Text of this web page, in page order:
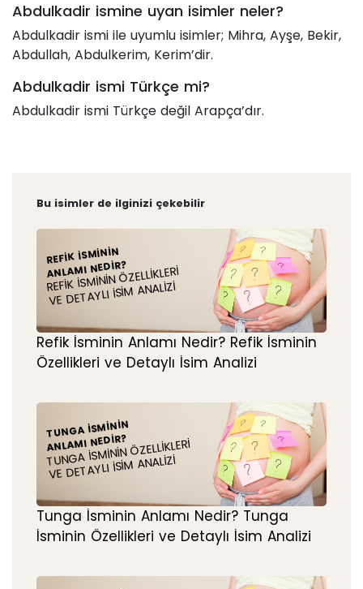
Abdulkadir ismine uyan isimler neler?
Abdulkadir ismi ile uyumlu isimler; Mihra, Ayşe, Bekir,
Abdullah, Abdulkerim, Kerim’dir.
Abdulkadir ismi Türkçe mi?
Abdulkadir ismi Türkçe değil Arapça’dır.
Bu isimler de ilginizi çekebilir
REFIK İSMININ
ANLAMI NEDIR?
REFIK İSMININ ÖZELLIKLERI
VE DETAYLI İSIM ANALIZI
Refik İsminin Anlamı Nedir? Refik İsminin
Özellikleri ve Detaylı İsim Analizi
TUNGA İSMININ
ANLAMI NEDIR?
TUNGA İSMININ ÖZELLIKLERI
VE DETAYLI İSIM ANALIZI
Tunga İsminin Anlamı Nedir? Tunga
İsminin Özellikleri ve Detaylı İsim Analizi